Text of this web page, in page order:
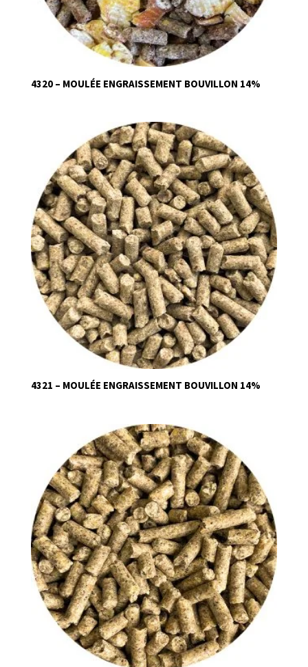
4320 – MOULÉE ENGRAISSEMENT BOUVILLON 14%
4321 – MOULÉE ENGRAISSEMENT BOUVILLON 14%